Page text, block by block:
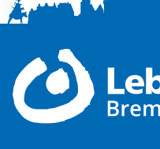
Mehr Ruhe zuhause
5,00€